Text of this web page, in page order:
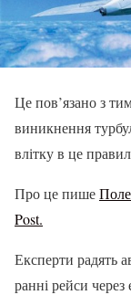
Це пов’язано з
виникнення
влітку в це
Про це пише
Post.
Експерти радять
ранні рейси